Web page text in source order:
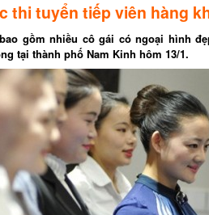
thi tuyển tiếp viên hàng
gồm nhiều cô gái có ngoại hình
tại thành phố Nam Kinh hôm 13/1.